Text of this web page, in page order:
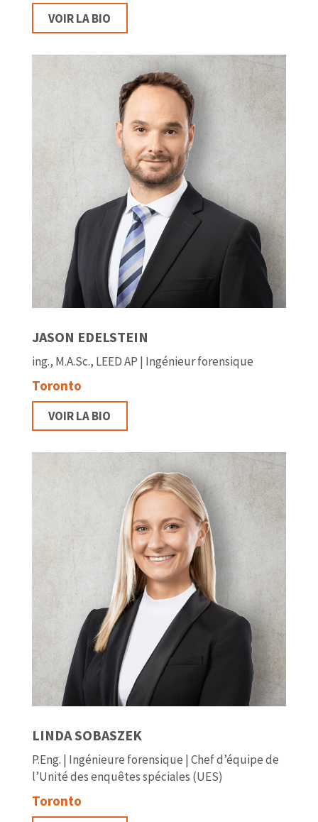
VOIR LA BIO
JASON EDELSTEIN
ing., M.A.Sc., LEED AP | Ingénieur forensique
Toronto
VOIR LA BIO
LINDA SOBASZEK
P.Eng. | Ingénieure forensique | Chef d’équipe de
l’Unité des enquêtes spéciales (UES)
Toronto